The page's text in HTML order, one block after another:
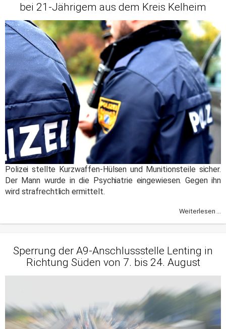
bei 21-Jährigem aus dem Kreis Kelheim
Polizei stellte Kurzwaffen-Hülsen und Munitionsteile sicher.
Der Mann wurde in die Psychiatrie eingewiesen. Gegen ihn
wird strafrechtlich ermittelt.
Weiterlesen ...
Sperrung der A9-Anschlussstelle Lenting in
Richtung Süden von 7. bis 24. August